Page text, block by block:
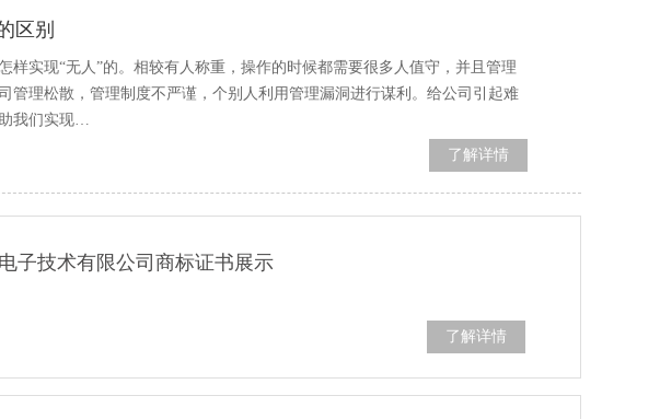
区别
样实现“无人”的。相较有人称重，操作的时候都需要很多人值守，并且管理
管理松散，管理制度不严谨，个别人利用管理漏洞进行谋利。给公司引起难
我们实现…
了解详情
子技术有限公司商标证书展示
了解详情